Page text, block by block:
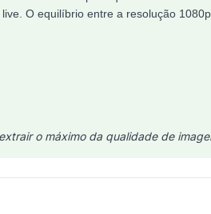
O equilíbrio entre a resolução
o máximo da qualidade de